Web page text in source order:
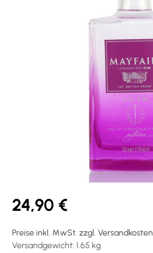
24,90 €
Preise inkl. MwSt. zzgl. Versandkosten
Versandgewicht: 1.65 kg